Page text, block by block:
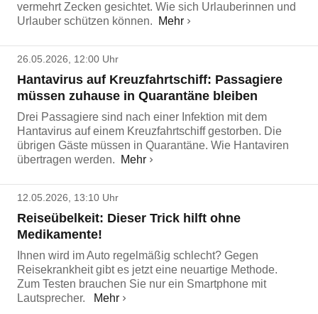
vermehrt Zecken gesichtet. Wie sich Urlauberinnen und
Urlauber schützen können.
Mehr
26.05.2026, 12:00 Uhr
Hantavirus auf Kreuzfahrtschiff: Passagiere
müssen zuhause in Quarantäne bleiben
Drei Passagiere sind nach einer Infektion mit dem
Hantavirus auf einem Kreuzfahrtschiff gestorben. Die
übrigen Gäste müssen in Quarantäne. Wie Hantaviren
übertragen werden.
Mehr
12.05.2026, 13:10 Uhr
Reiseübelkeit: Dieser Trick hilft ohne
Medikamente!
Ihnen wird im Auto regelmäßig schlecht? Gegen
Reisekrankheit gibt es jetzt eine neuartige Methode.
Zum Testen brauchen Sie nur ein Smartphone mit
Lautsprecher.
Mehr